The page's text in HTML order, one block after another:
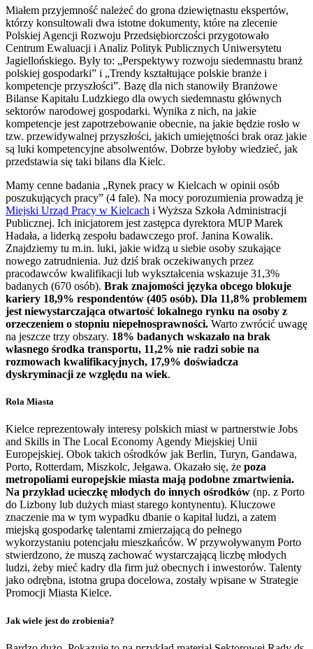
Miałem przyjemność należeć do grona dziewiętnastu ekspertów,
którzy konsultowali dwa istotne dokumenty, które na zlecenie
Polskiej Agencji Rozwoju Przedsiębiorczości przygotowało
Centrum Ewaluacji i Analiz Polityk Publicznych Uniwersytetu
Jagiellońskiego. Były to: „Perspektywy rozwoju siedemnastu branż
polskiej gospodarki” i „Trendy kształtujące polskie branże i
kompetencje przyszłości”. Bazę dla nich stanowiły Branżowe
Bilanse Kapitału Ludzkiego dla owych siedemnastu głównych
sektorów narodowej gospodarki. Wynika z nich, na jakie
kompetencje jest zapotrzebowanie obecnie, na jakie będzie rosło w
tzw. przewidywalnej przyszłości, jakich umiejętności brak oraz jakie
są luki kompetencyjne absolwentów. Dobrze byłoby wiedzieć, jak
przedstawia się taki bilans dla Kielc.
Mamy cenne badania „Rynek pracy w Kielcach w opinii osób
poszukujących pracy” (4 fale). Na mocy porozumienia prowadzą je
Miejski Urząd Pracy w Kielcach i Wyższa Szkoła Administracji
Publicznej. Ich inicjatorem jest zastępca dyrektora MUP Marek
Hadała, a liderką zespołu badawczego prof. Janina Kowalik.
Znajdziemy tu m.in. luki, jakie widzą u siebie osoby szukające
nowego zatrudnienia. Już dziś brak oczekiwanych przez
pracodawców kwalifikacji lub wykształcenia wskazuje 31,3%
badanych (670 osób). Brak znajomości języka obcego blokuje
kariery 18,9% respondentów (405 osób). Dla 11,8% problemem
jest niewystarczająca otwartość lokalnego rynku na osoby z
orzeczeniem o stopniu niepełnosprawności. Warto zwrócić uwagę
na jeszcze trzy obszary. 18% badanych wskazało na brak
własnego środka transportu, 11,2% nie radzi sobie na
rozmowach kwalifikacyjnych, 17,9% doświadcza
dyskryminacji ze względu na wiek.
Rola Miasta
Kielce reprezentowały interesy polskich miast w partnerstwie Jobs
and Skills in The Local Economy Agendy Miejskiej Unii
Europejskiej. Obok takich ośrodków jak Berlin, Turyn, Gandawa,
Porto, Rotterdam, Miszkolc, Jełgawa. Okazało się, że poza
metropoliami europejskie miasta mają podobne zmartwienia.
Na przykład ucieczkę młodych do innych ośrodków (np. z Porto
do Lizbony lub dużych miast starego kontynentu). Kluczowe
znaczenie ma w tym wypadku dbanie o kapitał ludzi, a zatem
miejską gospodarkę talentami zmierzającą do pełnego
wykorzystaniu potencjału mieszkańców. W przywoływanym Porto
stwierdzono, że muszą zachować wystarczającą liczbę młodych
ludzi, żeby mieć kadry dla firm już obecnych i inwestorów. Talenty
jako odrębna, istotna grupa docelowa, zostały wpisane w Strategie
Promocji Miasta Kielce.
Jak wiele jest do zrobienia?